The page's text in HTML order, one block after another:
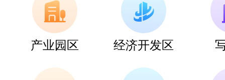
品牌电话：
产业园区 经济开发区